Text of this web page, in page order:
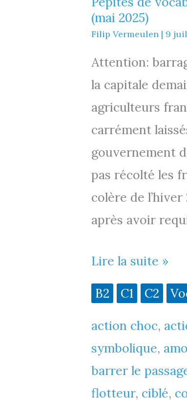
(mai 2025)
Filip Vermeulen | 9
Attention:
la capitale
agriculteurs
carrément
gouvernement
pas récolté les
colère de l’hiver
après avoir
Pépites
de
vocabulaire
–
1
:
« barrage
Lire la suite »
B2 C1 C2
action choc,
symbolique,
barrer le
flotteur, ciblé,